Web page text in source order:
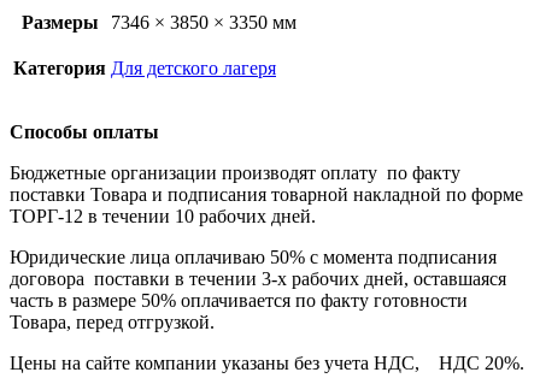
Размеры 7346 × 3850 × 3350 мм
Категория Для детского лагеря
Способы оплаты
Бюджетные организации производят оплату по факту
поставки Товара и подписания товарной накладной по форме
ТОРГ-12 в течении 10 рабочих дней.
Юридические лица оплачиваю 50% с момента подписания
договора поставки в течении 3-х рабочих дней, оставшаяся
часть в размере 50% оплачивается по факту готовности
Товара, перед отгрузкой.
Цены на сайте компании указаны без учета НДС, НДС 20%.